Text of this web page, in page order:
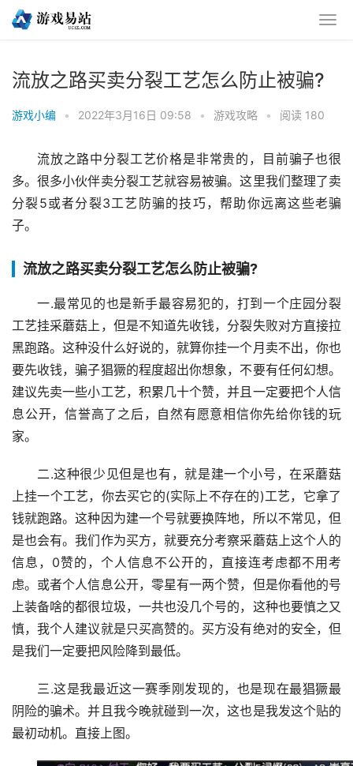
流放之路买卖分裂工艺怎么防止被骗?
游戏小编 • 2022年3月16日 09:58 • 游戏攻略 • 阅读 180
流放之路中分裂工艺价格是非常贵的，目前骗子也很
多。很多小伙伴卖分裂工艺就容易被骗。这里我们整理了卖
分裂5或者分裂3工艺防骗的技巧，帮助你远离这些老骗
子。
流放之路买卖分裂工艺怎么防止被骗?
一.最常见的也是新手最容易犯的，打到一个庄园分裂
工艺挂采蘑菇上，但是不知道先收钱，分裂失败对方直接拉
黑跑路。这种没什么好说的，就算你挂一个月卖不出，你也
要先收钱，骗子猖獗的程度超出你想象，不要有任何幻想。
建议先卖一些小工艺，积累几十个赞，并且一定要把个人信
息公开，信誉高了之后，自然有愿意相信你先给你钱的玩
家。
二.这种很少见但是也有，就是建一个小号，在采蘑菇
上挂一个工艺，你去买它的(实际上不存在的)工艺，它拿了
钱就跑路。这种因为建一个号就要换阵地，所以不常见，但
是也会有。我们作为买方，就要充分考察采蘑菇上这个人的
信息，0赞的，个人信息不公开的，直接连考虑都不用考
虑。或者个人信息公开，零星有一两个赞，但是你看他的号
上装备啥的都很垃圾，一共也没几个号的，这种也要慎之又
慎，我个人建议就是只买高赞的。买方没有绝对的安全，但
是我们一定要把风险降到最低。
三.这是我最近这一赛季刚发现的，也是现在最猖獗最
阴险的骗术。并且我今晚就碰到一次，这也是我发这个贴的
最初动机。直接上图。